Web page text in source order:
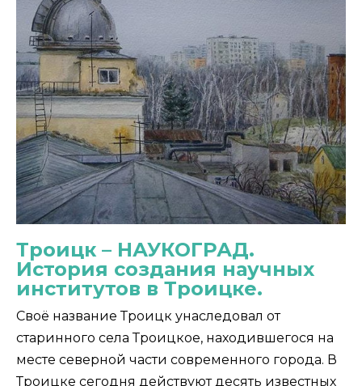
Троицк – НАУКОГРАД.
История создания научных
институтов в Троицке.
Своё название Троицк унаследовал от
старинного села Троицкое, находившегося на
месте северной части современного города. В
Троицке сегодня действуют десять известных